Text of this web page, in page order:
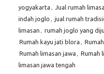
yogyakarta , Jual rumah
indah joglo , jual rumah
limasan , rumah joglo yang
Rumah kayu jati blora ,
Rumah limasan jawa , Rumah
limasan jawa tengah